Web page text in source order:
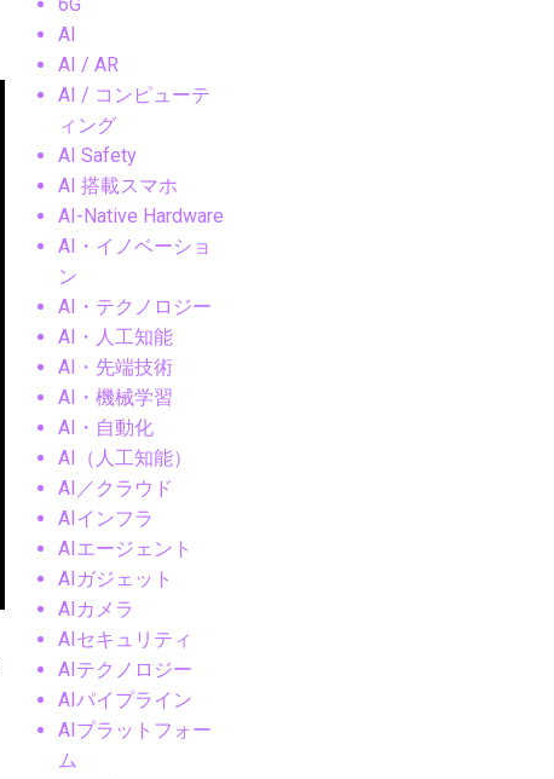
AI
AI / AR
AI / コンピューテ
ィング
AI Safety
AI 搭載スマホ
AI-Native Hardware
AI・イノベーショ
ン
AI・テクノロジー
AI・人工知能
AI・先端技術
AI・機械学習
AI・自動化
AI（人工知能）
AI／クラウド
AIインフラ
AIエージェント
AIガジェット
AIカメラ
AIセキュリティ
AIテクノロジー
AIパイプライン
AIプラットフォー
ム